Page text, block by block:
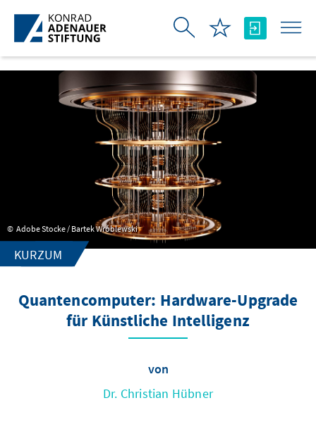
Zum Hauptinhalt springen
Adobe Stocke / Bartek Wróblewski
KURZUM
Quantencomputer: Hardware-Upgrade
für Künstliche Intelligenz
von
Dr. Christian Hübner